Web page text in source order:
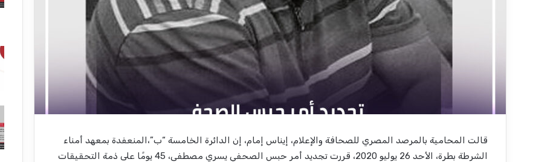
قالت المحامية بالمرصد المصري للصحافة والإعلام، إيناس إمام، إن الدائرة الخامسة “ب”،المنعفدة بمعهد أمناء
الشرطة بطرة، الأحد 26 يوليو 2020، قررت تجديد أمر حبس الصحفي يسري مصطفى، 45 يومًا على ذمة التحقيقات